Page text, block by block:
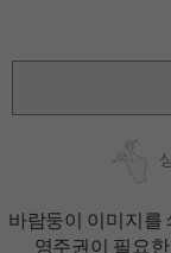
바람둥이 이미지를
영주권이 필요